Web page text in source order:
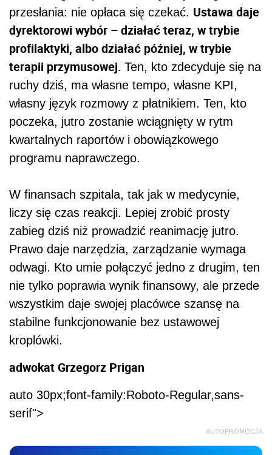
przesłania: nie opłaca się czekać. Ustawa daje
dyrektorowi wybór – działać teraz, w trybie
profilaktyki, albo działać później, w trybie
terapii przymusowej. Ten, kto zdecyduje się na
ruchy dziś, ma własne tempo, własne KPI,
własny język rozmowy z płatnikiem. Ten, kto
poczeka, jutro zostanie wciągnięty w rytm
kwartalnych raportów i obowiązkowego
programu naprawczego.
W finansach szpitala, tak jak w medycynie,
liczy się czas reakcji. Lepiej zrobić prosty
zabieg dziś niż prowadzić reanimację jutro.
Prawo daje narzędzia, zarządzanie wymaga
odwagi. Kto umie połączyć jedno z drugim, ten
nie tylko poprawia wynik finansowy, ale przede
wszystkim daje swojej placówce szansę na
stabilne funkcjonowanie bez ustawowej
kroplówki.
adwokat Grzegorz Prigan
auto 30px;font-family:Roboto-Regular,sans-
serif">
AUTOPROMOCJA